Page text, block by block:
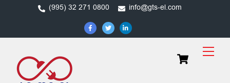
(995) 32 271 0800 info@gts-el.com
Cart